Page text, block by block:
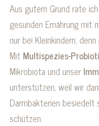
Aus gutem Grund rate
gesunden Ernährung
nur bei Kleinkindern,
Mit Multispezies-
Mikrobiota und unser
unterstützen, weil wir
Darmbakterien besiedelt
schützen.